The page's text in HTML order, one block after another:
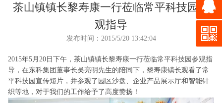
茶山镇镇长黎寿康一行莅临常平科技园参
观指导
发布时间：2015/5/20 13:42:04
2015年5月20日下午，茶山镇镇长黎寿康一行莅临常平科技园参观指
导，在东科集团董事长吴亮明先生的陪同下，黎寿康镇长观看了常
平科技园宣传短片，并参观了园区沙盘、企业产品展示厅和智能针
织等地，对于我们的工作给予了高度赞扬！